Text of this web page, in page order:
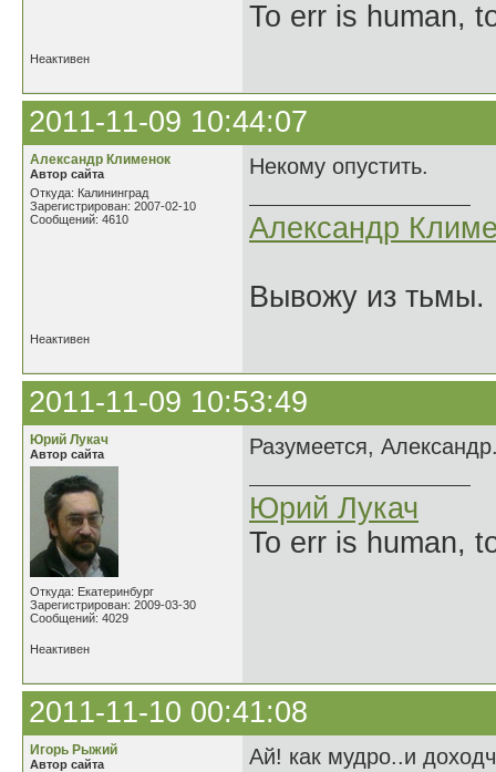
To err is human,
Неактивен
2011-11-09 10:44:07
Александр Клименок
Автор сайта
Откуда: Калининград
Зарегистрирован: 2007-02-10
Сообщений: 4610
Некому опустить.
Александр
Вывожу из тьмы.
Неактивен
2011-11-09 10:53:49
Юрий Лукач
Автор сайта
Откуда: Екатеринбург
Зарегистрирован: 2009-03-30
Сообщений: 4029
Разумеется,
Юрий Лукач
To err is human,
Неактивен
2011-11-10 00:41:08
Игорь Рыжий
Автор сайта Ай! как мудро..и